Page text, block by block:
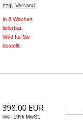
zzgl. Versand
In 8 Wochen
lieferbar.
Wird für Sie
bestellt.
398.00 EUR
inkl. 19% MwSt.